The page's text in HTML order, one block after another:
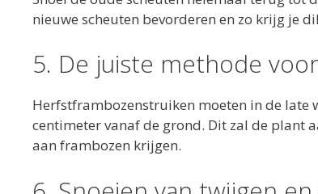
nieuwe scheuten bevorderen en zo krijg je
5. De juiste methode
Herfstframbozenstruiken moeten in de late
centimeter vanaf de grond. Dit zal de plant
aan frambozen krijgen.